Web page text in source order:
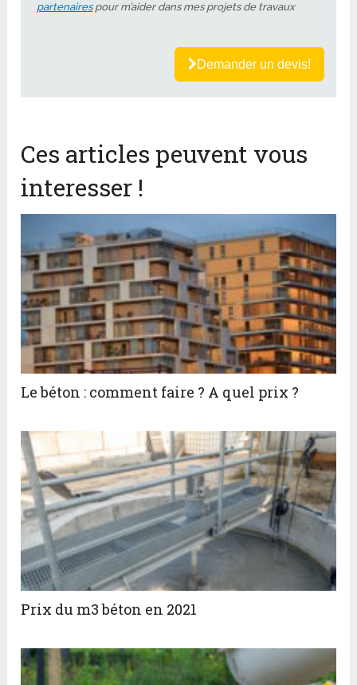
partenairespour m’aider dans mes projets de travaux
Demander un devis!
Ces articles peuvent vous
interesser !
Le béton : comment faire ? A quel prix ?
Prix du m3 béton en 2021